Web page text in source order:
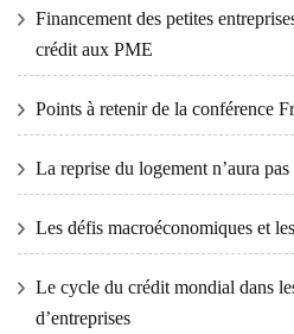
Financement des petites
crédit aux PME
Points à retenir de la conférence
La reprise du logement n’aura
Les défis macroéconomiques et
Le cycle du crédit mondial dans
d’entreprises